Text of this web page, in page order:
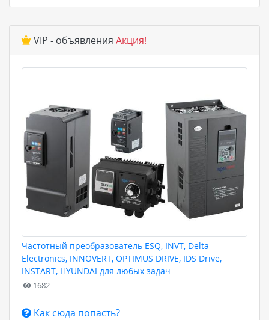
VIP - объявления Акция!
Частотный преобразователь ESQ, INVT, Delta
Electronics, INNOVERT, OPTIMUS DRIVE, IDS Drive,
INSTART, HYUNDAI для любых задач
1682
Как сюда попасть?